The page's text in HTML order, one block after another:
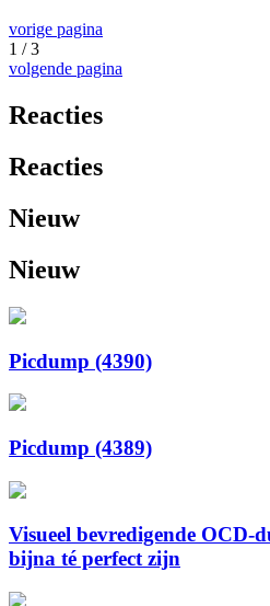
vorige pagina
1 / 3
volgende pagina
Reacties
Reacties
Nieuw
Nieuw
Picdump (4390)
Picdump (4389)
Visueel bevredigende OCD-
bijna té perfect zijn